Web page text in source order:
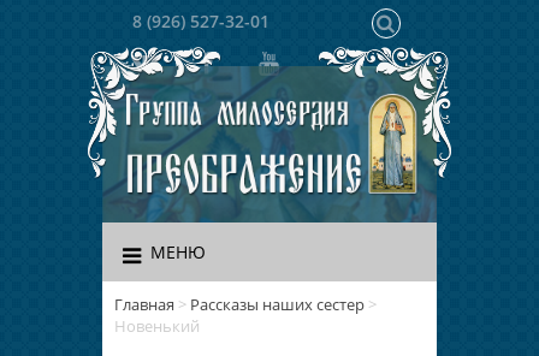
8 (926) 527-32-01
МЕНЮ
Главная > Рассказы наших сестер >
Новенький